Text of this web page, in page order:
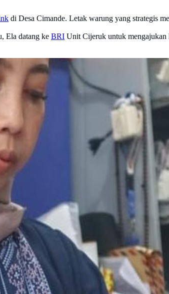
di Desa Cimande. Letak warung yang strategis
Ela datang ke BRI Unit Cijeruk untuk